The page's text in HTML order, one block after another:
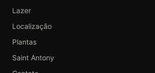
Lazer
Localização
Plantas
Saint Antony